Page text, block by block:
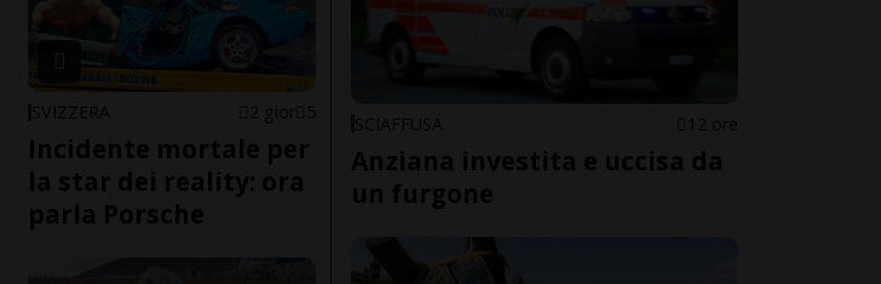
SVIZZERA 2 gior 5
Incidente mortale per
la star dei reality: ora
parla Porsche
SCIAFFUSA 12 ore
Anziana investita e uccisa da
un furgone